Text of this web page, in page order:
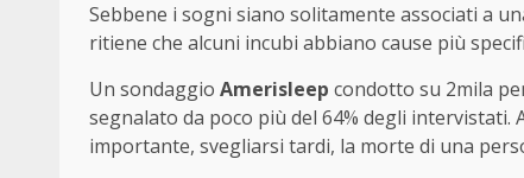
Sebbene i sogni siano solitamente associati a
ritiene che alcuni incubi abbiano cause più
Un sondaggio Amerisleep condotto su 2mila
segnalato da poco più del 64% degli
importante, svegliarsi tardi, la morte di una